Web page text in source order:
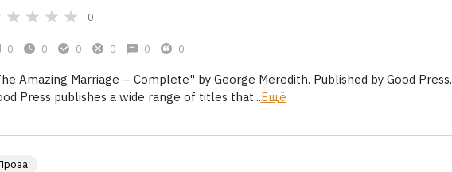
0
0 0 0 0 0 0
Amazing Marriage – Complete" by George Meredith. Published by Good Press.
Press publishes a wide range of titles that...Ещё